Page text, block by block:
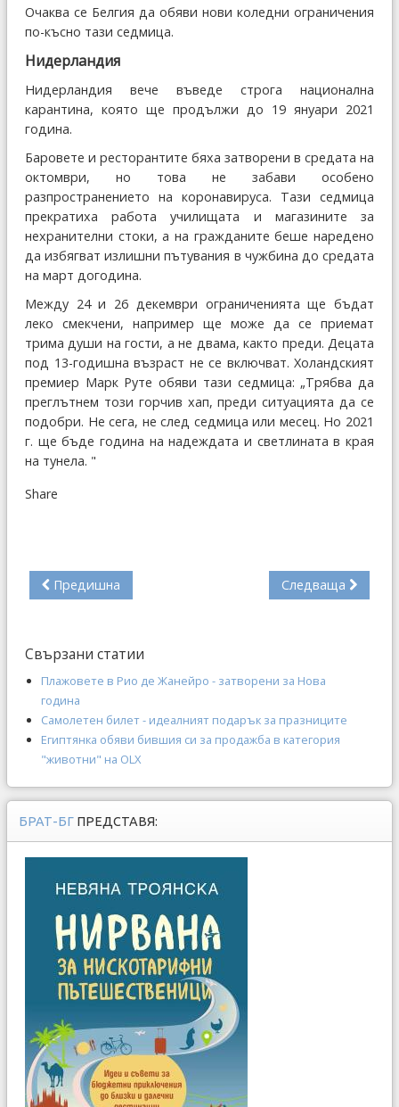
Очаква се Белгия да обяви нови коледни ограничения
по-късно тази седмица.
Нидерландия
Нидерландия вече въведе строга национална
карантина, която ще продължи до 19 януари 2021
година.
Баровете и ресторантите бяха затворени в средата на
октомври, но това не забави особено
разпространението на коронавируса. Тази седмица
прекратиха работа училищата и магазините за
нехранителни стоки, а на гражданите беше наредено
да избягват излишни пътувания в чужбина до средата
на март догодина.
Между 24 и 26 декември ограниченията ще бъдат
леко смекчени, например ще може да се приемат
трима души на гости, а не двама, както преди. Децата
под 13-годишна възраст не се включват. Холандският
премиер Марк Руте обяви тази седмица: „Трябва да
преглътнем този горчив хап, преди ситуацията да се
подобри. Не сега, не след седмица или месец. Но 2021
г. ще бъде година на надеждата и светлината в края
на тунела. "
Share
Предишна Следваща
Свързани статии
Плажовете в Рио де Жанейро - затворени за Нова
година
Самолетен билет - идеалният подарък за празниците
Египтянка обяви бившия си за продажба в категория
"животни" на OLX
БРАТ-БГ ПРЕДСТАВЯ: